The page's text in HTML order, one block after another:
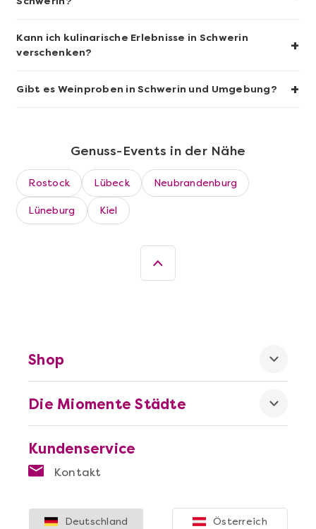
Sushi-Kochkurs@Home
Die beste Pizza@Home
Kann ich kulinarische Erlebnisse in Schwerin
verschenken?
+
Gibt es Weinproben in Schwerin und Umgebung? +
Genuss-Events in der Nähe
Rostock Lübeck Neubrandenburg
Lüneburg Kiel
Kundenservice
Kontakt
Die Miomente Städte
Shop
Deutschland Österreich